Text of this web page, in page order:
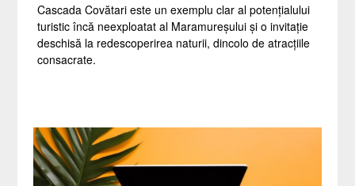
Cascada Covătari este un exemplu clar al potențialului
turistic încă neexploatat al Maramureșului și o invitație
deschisă la redescoperirea naturii, dincolo de atracțiile
consacrate.